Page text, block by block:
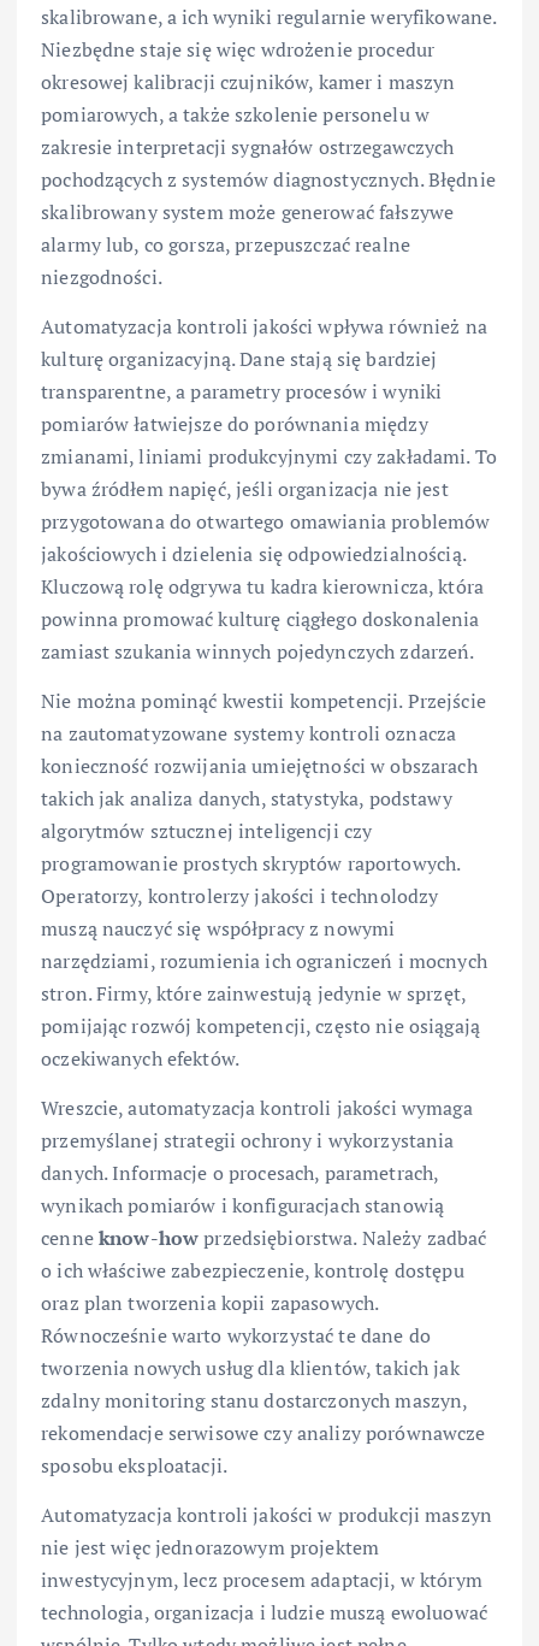
skalibrowane, a ich wyniki regularnie weryfikowane.
Niezbędne staje się więc wdrożenie procedur
okresowej kalibracji czujników, kamer i maszyn
pomiarowych, a także szkolenie personelu w
zakresie interpretacji sygnałów ostrzegawczych
pochodzących z systemów diagnostycznych. Błędnie
skalibrowany system może generować fałszywe
alarmy lub, co gorsza, przepuszczać realne
niezgodności.
Automatyzacja kontroli jakości wpływa również na
kulturę organizacyjną. Dane stają się bardziej
transparentne, a parametry procesów i wyniki
pomiarów łatwiejsze do porównania między
zmianami, liniami produkcyjnymi czy zakładami. To
bywa źródłem napięć, jeśli organizacja nie jest
przygotowana do otwartego omawiania problemów
jakościowych i dzielenia się odpowiedzialnością.
Kluczową rolę odgrywa tu kadra kierownicza, która
powinna promować kulturę ciągłego doskonalenia
zamiast szukania winnych pojedynczych zdarzeń.
Nie można pominąć kwestii kompetencji. Przejście
na zautomatyzowane systemy kontroli oznacza
konieczność rozwijania umiejętności w obszarach
takich jak analiza danych, statystyka, podstawy
algorytmów sztucznej inteligencji czy
programowanie prostych skryptów raportowych.
Operatorzy, kontrolerzy jakości i technolodzy
muszą nauczyć się współpracy z nowymi
narzędziami, rozumienia ich ograniczeń i mocnych
stron. Firmy, które zainwestują jedynie w sprzęt,
pomijając rozwój kompetencji, często nie osiągają
oczekiwanych efektów.
Wreszcie, automatyzacja kontroli jakości wymaga
przemyślanej strategii ochrony i wykorzystania
danych. Informacje o procesach, parametrach,
wynikach pomiarów i konfiguracjach stanowią
cenneknow-howprzedsiębiorstwa. Należy zadbać
o ich właściwe zabezpieczenie, kontrolę dostępu
oraz plan tworzenia kopii zapasowych.
Równocześnie warto wykorzystać te dane do
tworzenia nowych usług dla klientów, takich jak
zdalny monitoring stanu dostarczonych maszyn,
rekomendacje serwisowe czy analizy porównawcze
sposobu eksploatacji.
Automatyzacja kontroli jakości w produkcji maszyn
nie jest więc jednorazowym projektem
inwestycyjnym, lecz procesem adaptacji, w którym
technologia, organizacja i ludzie muszą ewoluować